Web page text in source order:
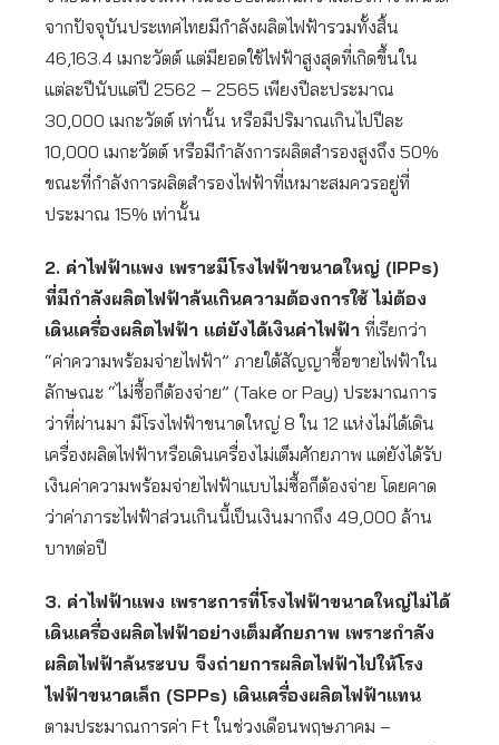
จากปัจจุบันประเทศไทยมีกำลังผลิตไฟฟ้ารวมทั้งสิ้น
46,163.4 เมกะวัตต์ แต่มียอดใช้ไฟฟ้าสูงสุดที่เกิดขึ้นใน
แต่ละปีนับแต่ปี 2562 – 2565 เพียงปีละประมาณ
30,000 เมกะวัตต์ เท่านั้น หรือมีปริมาณเกินไปปีละ
10,000 เมกะวัตต์ หรือมีกำลังการผลิตสำรองสูงถึง 50%
ขณะที่กำลังการผลิตสำรองไฟฟ้าที่เหมาะสมควรอยู่ที่
ประมาณ 15% เท่านั้น
2. ค่าไฟฟ้าแพง เพราะมีโรงไฟฟ้าขนาดใหญ่ (IPPs)
ที่มีกำลังผลิตไฟฟ้าล้นเกินความต้องการใช้ ไม่ต้อง
เดินเครื่องผลิตไฟฟ้า แต่ยังได้เงินค่าไฟฟ้า ที่เรียกว่า
“ค่าความพร้อมจ่ายไฟฟ้า” ภายใต้สัญญาซื้อขายไฟฟ้าใน
ลักษณะ “ไม่ซื้อก็ต้องจ่าย” (Take or Pay) ประมาณการ
ว่าที่ผ่านมา มีโรงไฟฟ้าขนาดใหญ่ 8 ใน 12 แห่งไม่ได้เดิน
เครื่องผลิตไฟฟ้าหรือเดินเครื่องไม่เต็มศักยภาพ แต่ยังได้รับ
เงินค่าความพร้อมจ่ายไฟฟ้าแบบไม่ซื้อก็ต้องจ่าย โดยคาด
ว่าค่าภาระไฟฟ้าส่วนเกินนี้เป็นเงินมากถึง 49,000 ล้าน
บาทต่อปี
3. ค่าไฟฟ้าแพง เพราะการที่โรงไฟฟ้าขนาดใหญ่ไม่ได้
เดินเครื่องผลิตไฟฟ้าอย่างเต็มศักยภาพ เพราะกำลัง
ผลิตไฟฟ้าล้นระบบ จึงถ่ายการผลิตไฟฟ้าไปให้โรง
ไฟฟ้าขนาดเล็ก (SPPs) เดินเครื่องผลิตไฟฟ้าแทน
ตามประมาณการค่า Ft ในช่วงเดือนพฤษภาคม –